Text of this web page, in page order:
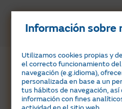
Mantenimiento
Información sobre
Utilizamos cookies propias y
el correcto funcionamiento
navegación (e.g.idioma),
personalizada en base a un
tus hábitos de navegación, así
información con fines